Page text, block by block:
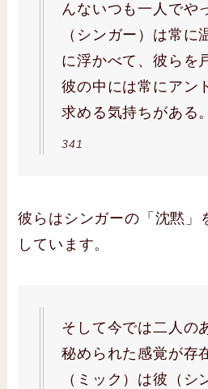
んないつも一人でや
（シンガー）は常に
に浮かべて、彼らを
彼の中には常にアン
求める気持ちがある。
341
彼らはシンガーの「沈黙」
しています。
そして今では二人の
秘められた感覚が存
（ミック）は彼（シ